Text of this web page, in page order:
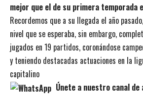
mejor que el de su primera temporada
Recordemos que a su llegada el año
nivel que se esperaba, sin embargo,
jugados en 19 partidos, coronándose
y teniendo destacadas actuaciones en la
capitalino
Únete a nuestro canal